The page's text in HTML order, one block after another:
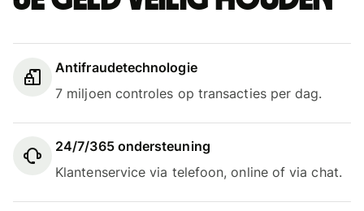
Antifraudetechnologie
7 miljoen controles op transacties per dag.
24/7/365 ondersteuning
Klantenservice via telefoon, online of via chat.